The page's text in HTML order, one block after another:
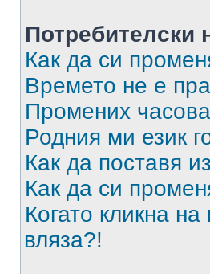
Потребителски
Как да си
Времето не е
Промених
Родния ми език
Как да поставя
Как да си
Когато кликна
вляза?!